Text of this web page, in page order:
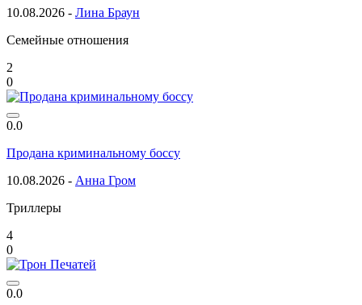
10.08.2026 - Лина Браун
Семейные отношения
2
0
0.0
Продана криминальному боссу
10.08.2026 - Анна Гром
Триллеры
4
0
0.0